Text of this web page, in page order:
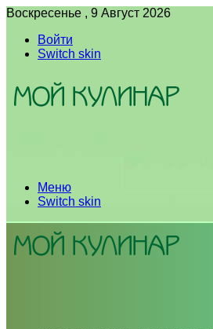
Воскресенье , 9 Август 2026
Войти
Switch skin
Меню
Switch skin